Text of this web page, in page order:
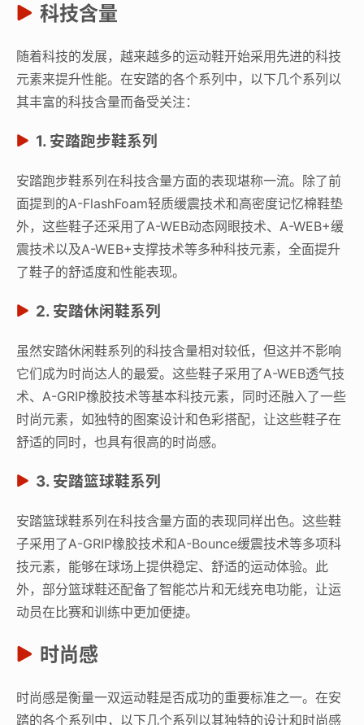
科技含量
随着科技的发展，越来越多的运动鞋开始采用先进的科技
元素来提升性能。在安踏的各个系列中，以下几个系列以
其丰富的科技含量而备受关注：
1. 安踏跑步鞋系列
安踏跑步鞋系列在科技含量方面的表现堪称一流。除了前
面提到的A-FlashFoam轻质缓震技术和高密度记忆棉鞋垫
外，这些鞋子还采用了A-WEB动态网眼技术、A-WEB+缓
震技术以及A-WEB+支撑技术等多种科技元素，全面提升
了鞋子的舒适度和性能表现。
2. 安踏休闲鞋系列
虽然安踏休闲鞋系列的科技含量相对较低，但这并不影响
它们成为时尚达人的最爱。这些鞋子采用了A-WEB透气技
术、A-GRIP橡胶技术等基本科技元素，同时还融入了一些
时尚元素，如独特的图案设计和色彩搭配，让这些鞋子在
舒适的同时，也具有很高的时尚感。
3. 安踏篮球鞋系列
安踏篮球鞋系列在科技含量方面的表现同样出色。这些鞋
子采用了A-GRIP橡胶技术和A-Bounce缓震技术等多项科
技元素，能够在球场上提供稳定、舒适的运动体验。此
外，部分篮球鞋还配备了智能芯片和无线充电功能，让运
动员在比赛和训练中更加便捷。
时尚感
时尚感是衡量一双运动鞋是否成功的重要标准之一。在安
踏的各个系列中，以下几个系列以其独特的设计和时尚感